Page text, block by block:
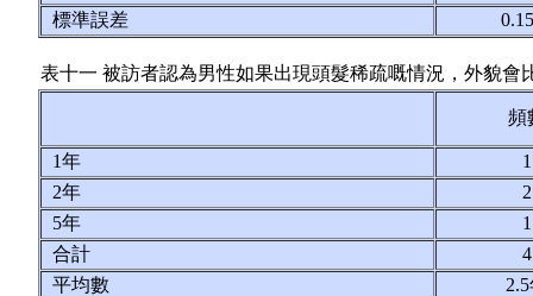
標準誤差
表十一 被訪者認為男性如果出現頭髮稀疏嘅情況，外貌會
頻
1年
2年
5年
合計
平均數